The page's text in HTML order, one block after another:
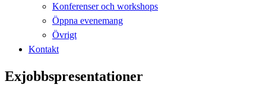
Konferenser och workshops
Öppna evenemang
Övrigt
Kontakt
Exjobbspresentationer